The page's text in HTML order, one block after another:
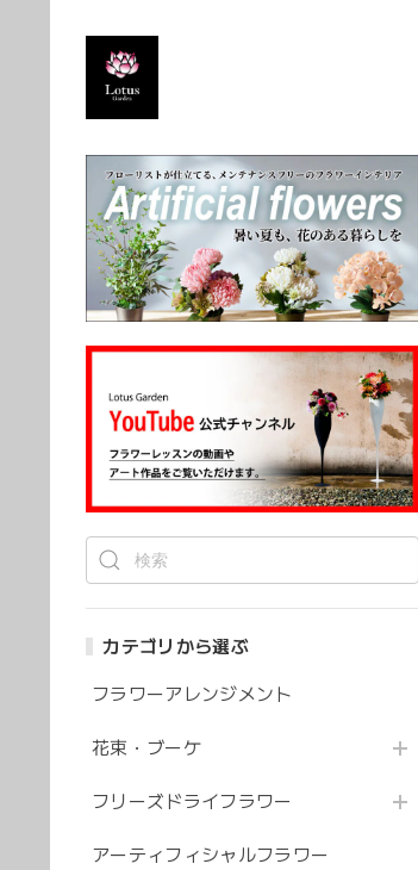
カテゴリから選ぶ
フラワーアレンジメント
花束・ブーケ
フリーズドライフラワー
アーティフィシャルフラワー